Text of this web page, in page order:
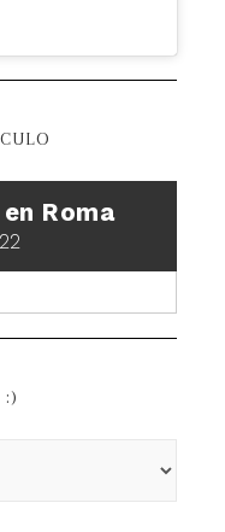
Roma
:)